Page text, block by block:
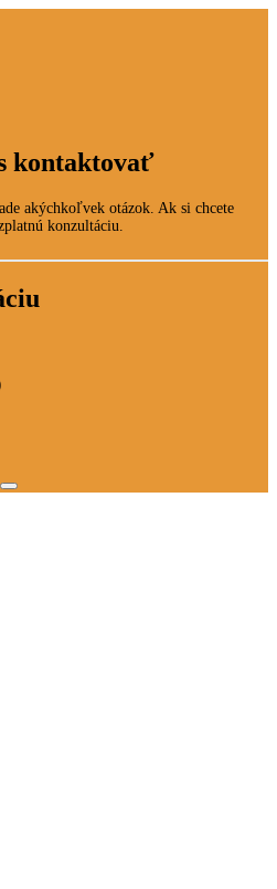
kontaktovať
akýchkoľvek otázok. Ak si chcete
konzultáciu.